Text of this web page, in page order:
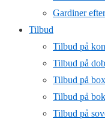
Gardiner
Tilbud
Tilbud på
Tilbud på
Tilbud på
Tilbud på
Tilbud på